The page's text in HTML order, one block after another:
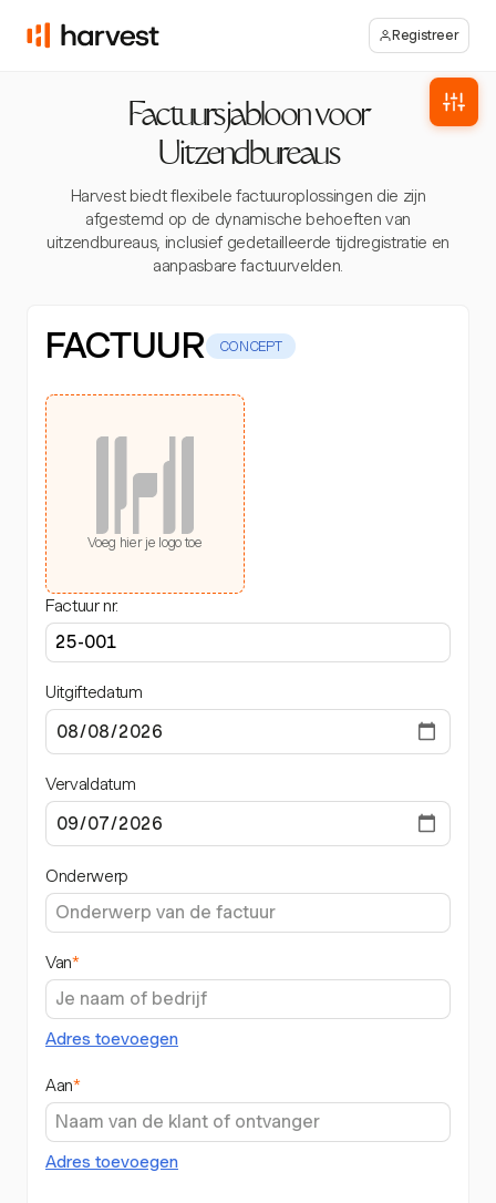
Registreer
Factuursjabloon voor
Uitzendbureaus
Harvest biedt flexibele factuuroplossingen die zijn
afgestemd op de dynamische behoeften van
uitzendbureaus, inclusief gedetailleerde tijdregistratie en
aanpasbare factuurvelden.
FACTUUR CONCEPT
Voeg hier je logo toe
Factuur nr.
Uitgiftedatum
Vervaldatum
Onderwerp
Van*
Adres toevoegen
Aan*
Adres toevoegen